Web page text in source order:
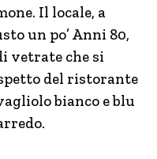
Il locale, a
un po’ Anni 80,
vetrate che si
del ristorante
bianco e blu